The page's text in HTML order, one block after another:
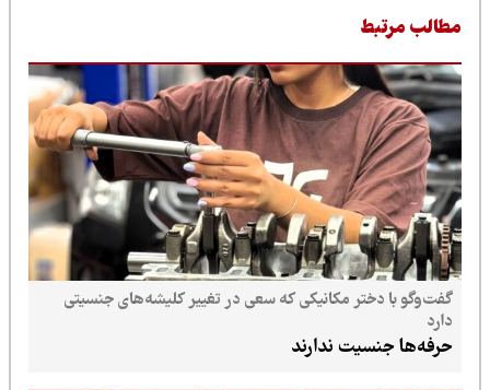
مرتبط
گفت‌وگو با دختر مکانیکی که سعی در تغییر کلیشه‌های جنسیتی
حرفه‌ها جنسیت ندارند